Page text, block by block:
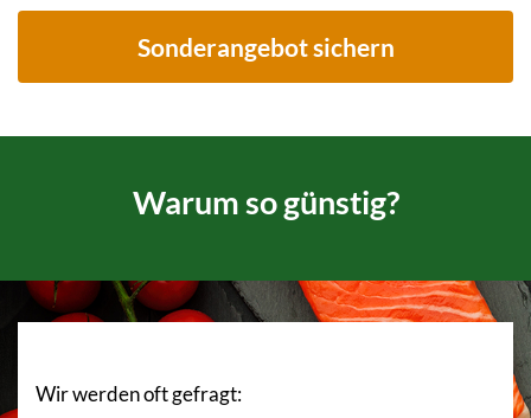
Sonderangebot sichern
Warum so günstig?
Wir werden oft gefragt: